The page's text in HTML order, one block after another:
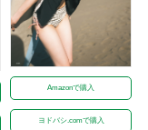
Amazonで購入
ヨドバシ.comで購入